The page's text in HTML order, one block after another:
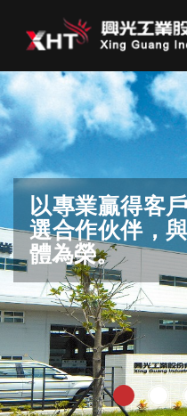
以專業贏得客
選合作伙伴，
體為榮。
專業團隊勇於
不斷投資未來
結合創意、智
做出巨大貢獻。
滿足客戶要求
保護環境，生